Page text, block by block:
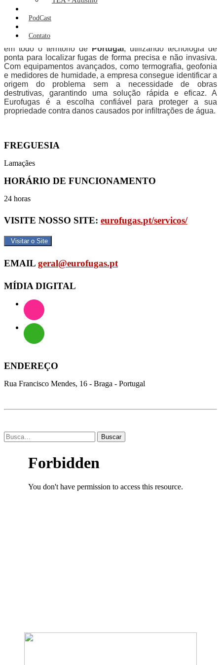
PodCast
Contato
integridade da sua propriedade. Se procura
manutenção
Eurofugas é a escolha ideal.
Eurofugas
em todo o território de Portugal, utilizando tecnologia de
ponta para localizar fugas de forma precisa e não invasiva.
Com equipamentos avançados, como termografia, geofonia
e medidores de humidade, a empresa consegue identificar a
origem do problema sem a necessidade de obras
destrutivas, garantindo uma solução rápida e eficaz. A
Eurofugas é a escolha confiável para proteger a sua
propriedade contra danos causados por infiltrações de água.
FREGUESIA
Lamaçães
HORÁRIO DE FUNCIONAMENTO
24 horas
VISITE NOSSO SITE: eurofugas.pt/servicos/
Visitar o Site
EMAIL geral@eurofugas.pt
MÍDIA DIGITAL
ENDEREÇO
Rua Francisco Mendes, 16 - Braga - Portugal
Buscar